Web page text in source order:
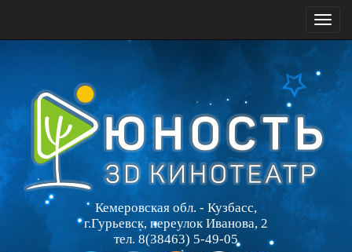
Toggle
Кемеровская обл. - Кузбасс,
г.Гурьевск, переулок Иванова, 2
тел. 8(38463) 5-49-05